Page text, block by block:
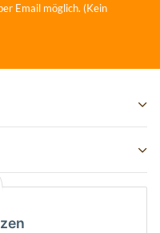
Email möglich. (Kein